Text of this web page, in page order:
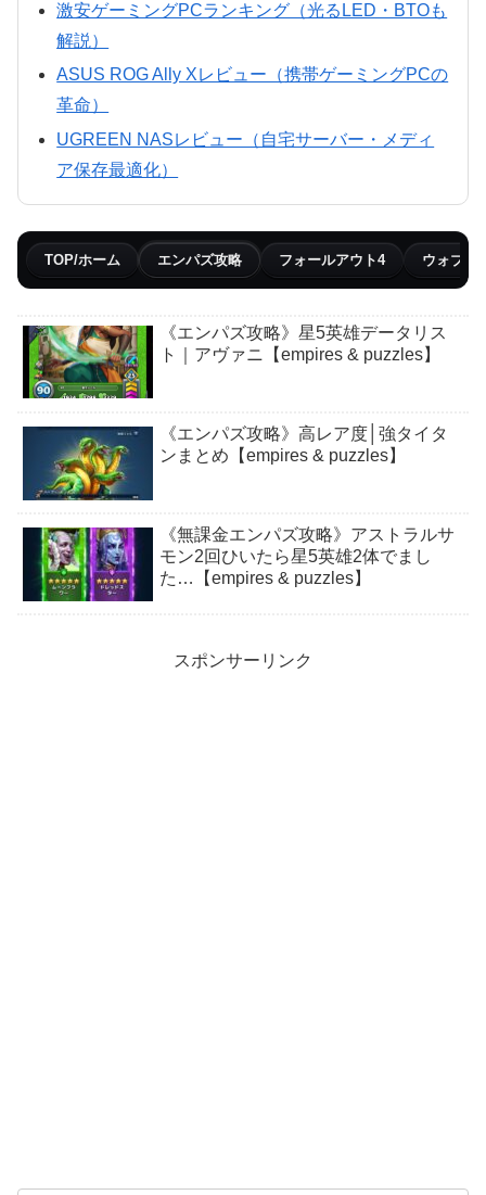
激安ゲーミングPCランキング（光るLED・BTOも
解説）
ASUS ROG Ally Xレビュー（携帯ゲーミングPCの
革命）
UGREEN NASレビュー（自宅サーバー・メディ
ア保存最適化）
TOP/ホーム エンパズ攻略 フォールアウト4 ウォブリ
《エンパズ攻略》星5英雄データリス
ト｜アヴァニ【empires & puzzles】
《エンパズ攻略》高レア度│強タイタ
ンまとめ【empires & puzzles】
《無課金エンパズ攻略》アストラルサ
モン2回ひいたら星5英雄2体でまし
た…【empires & puzzles】
スポンサーリンク